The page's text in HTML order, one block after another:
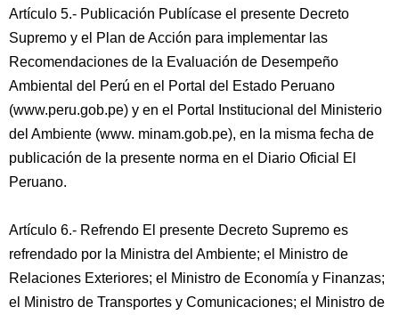
Artículo 5.- Publicación Publícase el presente Decreto
Supremo y el Plan de Acción para implementar las
Recomendaciones de la Evaluación de Desempeño
Ambiental del Perú en el Portal del Estado Peruano
(www.peru.gob.pe) y en el Portal Institucional del Ministerio
del Ambiente (www. minam.gob.pe), en la misma fecha de
publicación de la presente norma en el Diario Oficial El
Peruano.
Artículo 6.- Refrendo El presente Decreto Supremo es
refrendado por la Ministra del Ambiente; el Ministro de
Relaciones Exteriores; el Ministro de Economía y Finanzas;
el Ministro de Transportes y Comunicaciones; el Ministro de